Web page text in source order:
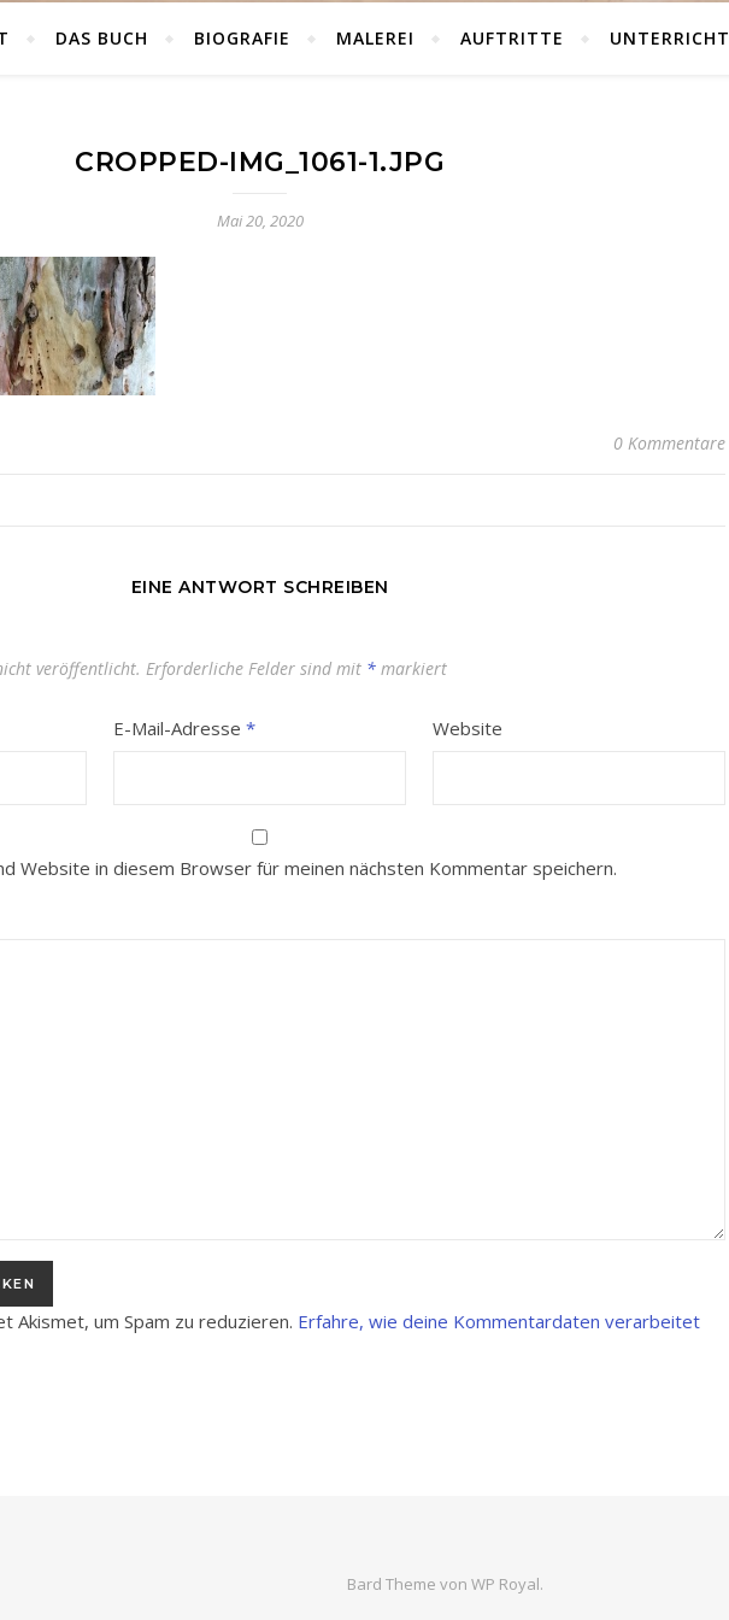
DAS BUCH BIOGRAFIE MALEREI AUFTRITTE UNTERRICHT
CROPPED-IMG_1061-1.JPG
Mai 20, 2020
0 Kommentare
EINE ANTWORT SCHREIBEN
veröffentlicht. Erforderliche Felder sind mit * markiert
E-Mail-Adresse * Website
Website in diesem Browser für meinen nächsten Kommentar speichern.
Akismet, um Spam zu reduzieren. Erfahre, wie deine Kommentardaten verarbeitet
Bard Theme von WP Royal.